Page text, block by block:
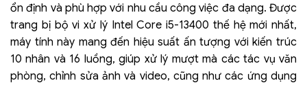
ổn định và phù hợp với nhu cầu công việc đa dạng. Được
trang bị bộ vi xử lý Intel Core i5-13400 thế hệ mới nhất,
máy tính này mang đến hiệu suất ấn tượng với kiến trúc
10 nhân và 16 luồng, giúp xử lý mượt mà các tác vụ văn
phòng, chỉnh sửa ảnh và video, cũng như các ứng dụng